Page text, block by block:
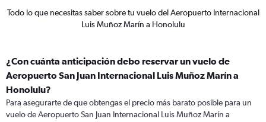
Todo lo que necesitas saber sobre tu vuelo del Aeropuerto Internacional
Luis Muñoz Marín a Honolulu
¿Con cuánta anticipación debo reservar un vuelo de
Aeropuerto San Juan Internacional Luis Muñoz Marín a
Honolulu?
Para asegurarte de que obtengas el precio más barato posible para un
vuelo de Aeropuerto San Juan Internacional Luis Muñoz Marín a